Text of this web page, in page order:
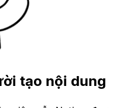
tạo nội dung